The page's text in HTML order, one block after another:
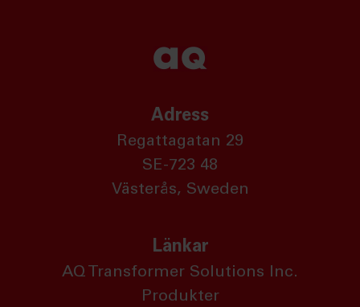
Adress
Regattagatan 29
SE-723 48
Västerås, Sweden
Länkar
AQ Transformer Solutions Inc.
Produkter